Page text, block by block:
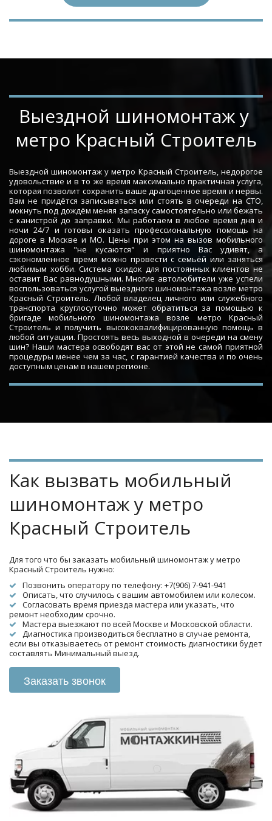
­­­­Выездной шиномонтаж у
метро Красный Строитель
Выездной шиномонтаж у метро Красный Строитель, недорогое
удовольствие и в то же время максимально практичная услуга,
которая позволит сохранить ваше драгоценное время и нервы.
Вам не придётся записываться или стоять в очереди на СТО,
мокнуть под дождём меняя запаску самостоятельно или бежать
с канистрой до заправки. Мы работаем в любое время дня и
ночи 24/7 и готовы оказать профессиональную помощь на
дороге в Москве и МО. Цены при этом на вызов мобильного
шиномонтажа "не кусаются" и приятно Вас удивят, а
сэкономленное время можно провести с семьёй или заняться
любимым хобби. Система скидок для постоянных клиентов не
оставит Вас равнодушными. Многие автолюбители уже успели
воспользоваться услугой выездного шиномонтажа возле метро
Красный Строитель. Любой владелец личного или служебного
транспорта круглосуточно может обратиться за помощью к
бригаде мобильного шиномонтажа возле метро Красный
Строитель и получить высококвалифицированную помощь в
любой ситуации. Простоять весь выходной в очереди на смену
шин? Наши мастера освободят вас от этой не самой приятной
процедуры менее чем за час, с гарантией качества и по очень
доступным ценам в нашем регионе.
Как вызвать мобильный
шиномонтаж у метро
Красный Строитель
Для того что бы заказать мобильный шиномонтаж у метро
Красный Строитель нужно:
Позвонить оператору по телефону: +7(906) 7-941-941
Описать, что случилось с вашим автомобилем или колесом.
Согласовать время приезда мастера или указать, что
ремонт необходим срочно.
Мастера выезжают по всей Москве и Московской области.
Диагностика производиться бесплатно в случае ремонта,
если вы отказываетесь от ремонт стоимость диагностики будет
составлять Минимальный выезд.
Заказать звонок